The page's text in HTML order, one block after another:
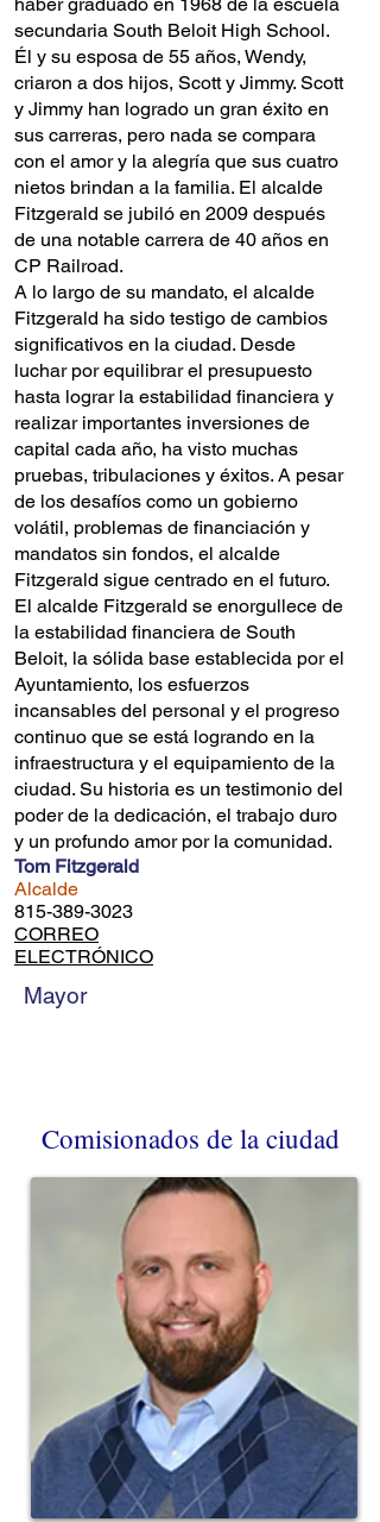
secundaria South Beloit High School.
Él y su esposa de 55 años, Wendy,
criaron a dos hijos, Scott y Jimmy. Scott
y Jimmy han logrado un gran éxito en
sus carreras, pero nada se compara
con el amor y la alegría que sus cuatro
nietos brindan a la familia. El alcalde
Fitzgerald se jubiló en 2009 después
de una notable carrera de 40 años en
CP Railroad.
A lo largo de su mandato, el alcalde
Fitzgerald ha sido testigo de cambios
significativos en la ciudad. Desde
luchar por equilibrar el presupuesto
hasta lograr la estabilidad financiera y
realizar importantes inversiones de
capital cada año, ha visto muchas
pruebas, tribulaciones y éxitos. A pesar
de los desafíos como un gobierno
volátil, problemas de financiación y
mandatos sin fondos, el alcalde
Fitzgerald sigue centrado en el futuro.
El alcalde Fitzgerald se enorgullece de
la estabilidad financiera de South
Beloit, la sólida base establecida por el
Ayuntamiento, los esfuerzos
incansables del personal y el progreso
continuo que se está logrando en la
infraestructura y el equipamiento de la
ciudad. Su historia es un testimonio del
poder de la dedicación, el trabajo duro
y un profundo amor por la comunidad.
Tom Fitzgerald
Alcalde
815-389-3023
CORREO
ELECTRÓNICO
Mayor
Comisionados de la ciudad